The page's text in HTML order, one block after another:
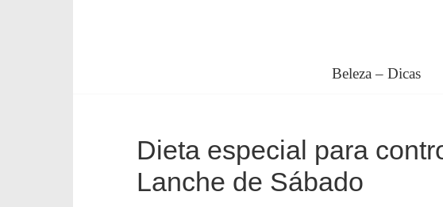
Forma
Você
Beleza – Dicas
Dieta especial para
Lanche de Sábado